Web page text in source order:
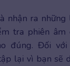
nhận ra
tra phiên âm
đúng. Đối với
lại vì bạn sẽ